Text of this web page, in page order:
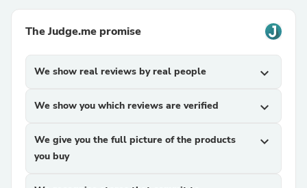
The Judge.me promise
We show real reviews by real people expand_more
We show you which reviews are verified expand_more
We give you the full picture of the products
you buy
expand_more